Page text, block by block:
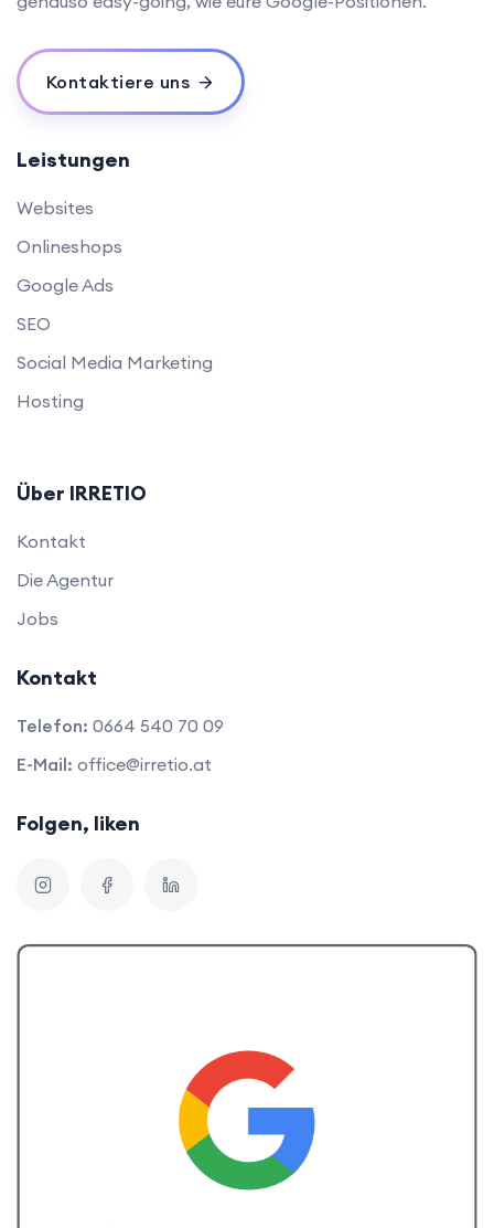
Kontaktiere uns
Leistungen
Websites
Onlineshops
Google Ads
SEO
Social Media Marketing
Hosting
Über IRRETIO
Kontakt
Die Agentur
Jobs
Kontakt
Telefon: 0664 540 70 09
E-Mail: office@irretio.at
Folgen, liken